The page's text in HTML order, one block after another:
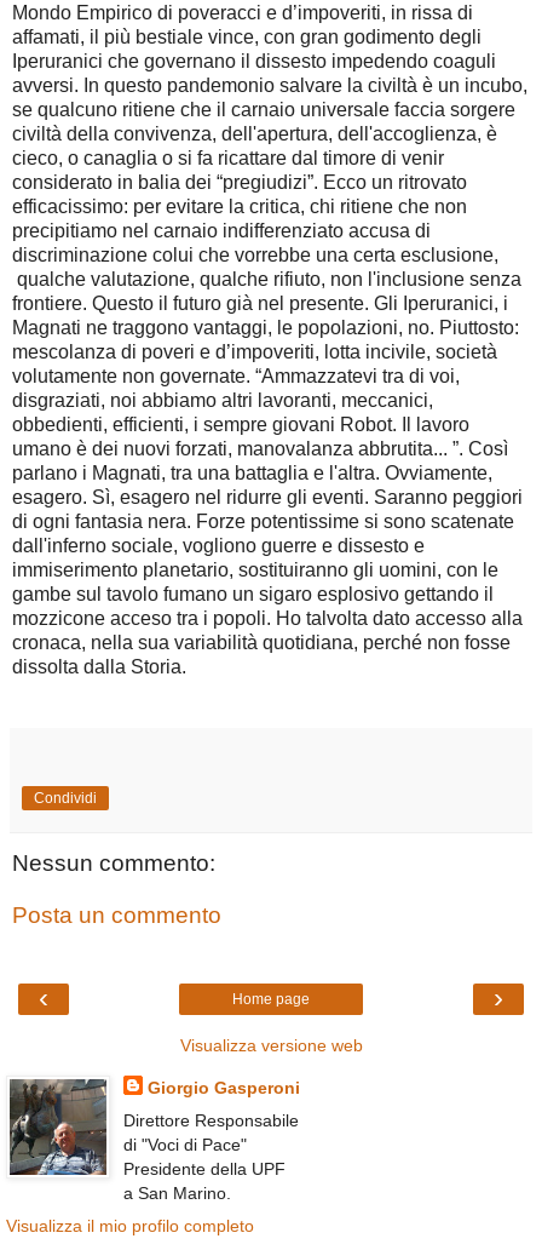
Mondo Empirico di poveracci e d’impoveriti, in rissa di
affamati, il più bestiale vince, con gran godimento degli
Iperuranici che governano il dissesto impedendo coaguli
avversi. In questo pandemonio salvare la civiltà è un incubo,
se qualcuno ritiene che il carnaio universale faccia sorgere
civiltà della convivenza, dell'apertura, dell'accoglienza, è
cieco, o canaglia o si fa ricattare dal timore di venir
considerato in balia dei “pregiudizi”. Ecco un ritrovato
efficacissimo: per evitare la critica, chi ritiene che non
precipitiamo nel carnaio indifferenziato accusa di
discriminazione colui che vorrebbe una certa esclusione,
qualche valutazione, qualche rifiuto, non l'inclusione senza
frontiere. Questo il futuro già nel presente. Gli Iperuranici, i
Magnati ne traggono vantaggi, le popolazioni, no. Piuttosto:
mescolanza di poveri e d’impoveriti, lotta incivile, società
volutamente non governate. “Ammazzatevi tra di voi,
disgraziati, noi abbiamo altri lavoranti, meccanici,
obbedienti, efficienti, i sempre giovani Robot. Il lavoro
umano è dei nuovi forzati, manovalanza abbrutita... ”. Così
parlano i Magnati, tra una battaglia e l'altra. Ovviamente,
esagero. Sì, esagero nel ridurre gli eventi. Saranno peggiori
di ogni fantasia nera. Forze potentissime si sono scatenate
dall'inferno sociale, vogliono guerre e dissesto e
immiserimento planetario, sostituiranno gli uomini, con le
gambe sul tavolo fumano un sigaro esplosivo gettando il
mozzicone acceso tra i popoli. Ho talvolta dato accesso alla
cronaca, nella sua variabilità quotidiana, perché non fosse
dissolta dalla Storia.
Condividi
Nessun commento:
Posta un commento
‹ ›
Home page
Visualizza versione web
Giorgio Gasperoni
Direttore Responsabile
di "Voci di Pace"
Presidente della UPF
a San Marino.
Visualizza il mio profilo completo